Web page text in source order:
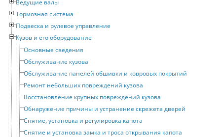
Ведущие валы
Тормозная система
Подвеска и рулевое управление
Кузов и его оборудование
Основные сведения
Обслуживание кузова
Обслуживание панелей обшивки и ковровых покрытий
Ремонт небольших повреждений кузова
Восстановление крупных повреждений кузова
Обнаружение причины и устранение скрежета дверей
Снятие, установка и регулировка капота
Снятие и установка замка и троса открывания капота